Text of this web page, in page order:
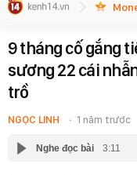
9 tháng cố gắng
sương 22 cái
trồ
NGỌC LINH 1 năm trước
Nghe đọc bài 3:11